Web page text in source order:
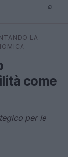
⌕
⌕
LA
come
per le